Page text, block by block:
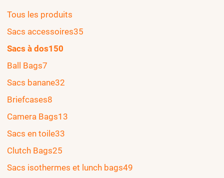
Tous les produits
Sacs accessoires35
Sacs à dos150
Ball Bags7
Sacs banane32
Briefcases8
Camera Bags13
Sacs en toile33
Clutch Bags25
Sacs isothermes et lunch bags49